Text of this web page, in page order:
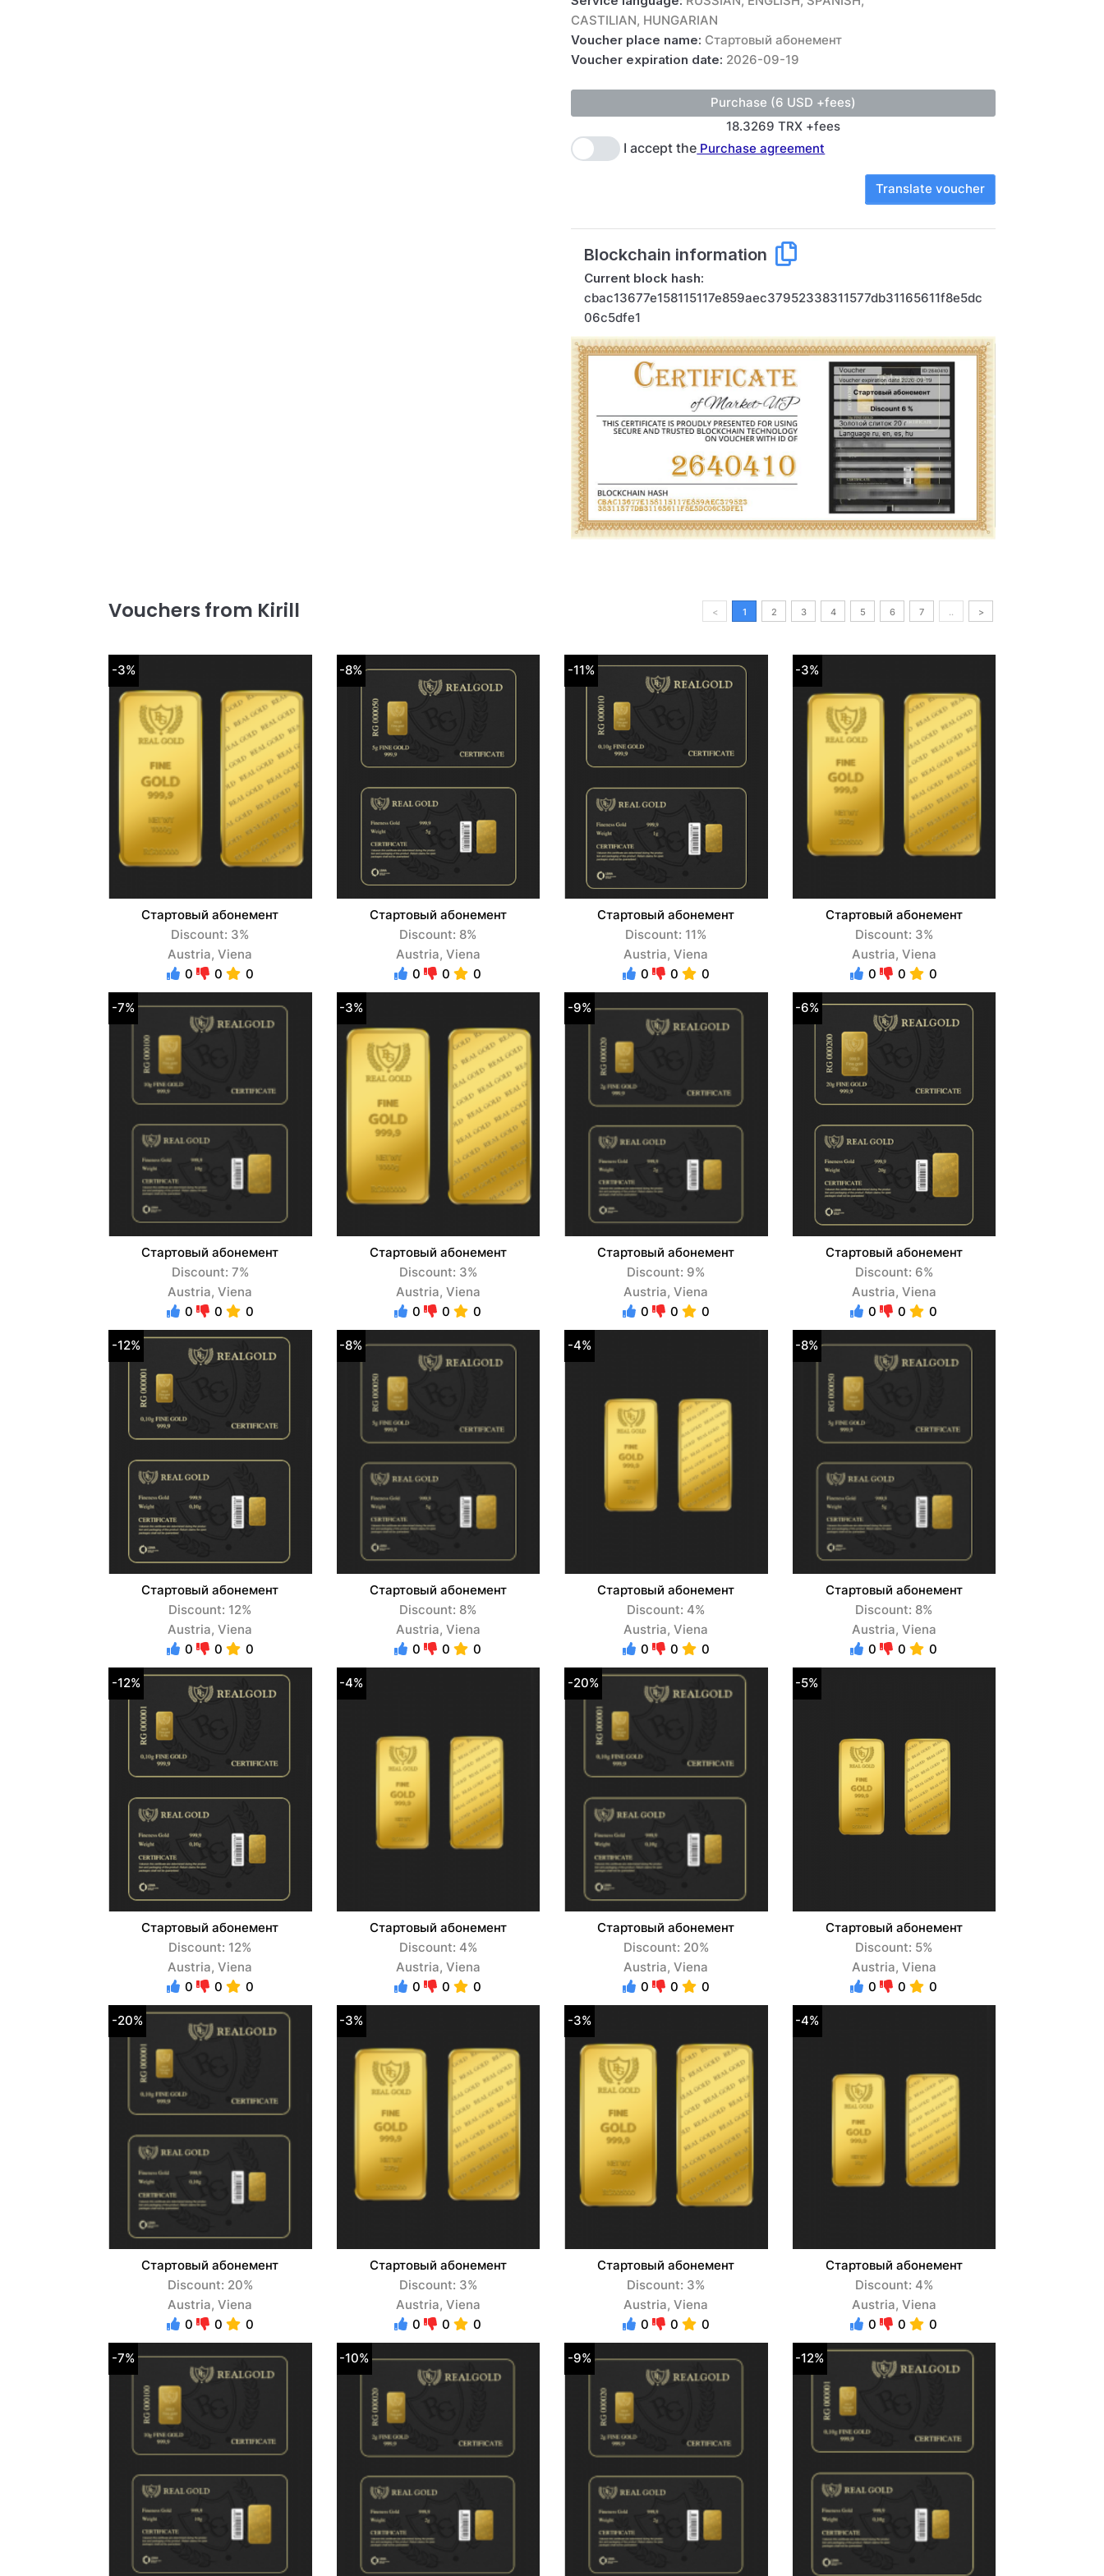
CASTILIAN, HUNGARIAN
Voucher place name: Стартовый абонемент
Voucher expiration date: 2026-09-19
18.3269 TRX +fees
I accept the Purchase agreement
Translate voucher
Blockchain information
Current block hash:
cbac13677e158115117e859aec37952338311577db31165611f8e5dc
06c5dfe1
Vouchers from Kirill < 1 2 3 4 5 6 7 .. >
-3%
Стартовый абонемент
Discount: 3%
Austria, Viena
0
0 0
-8%
Стартовый абонемент
Discount: 8%
Austria, Viena
0
0 0
-11%
Стартовый абонемент
Discount: 11%
Austria, Viena
0
0 0
-3%
Стартовый абонемент
Discount: 3%
Austria, Viena
0
0 0
-7%
Стартовый абонемент
Discount: 7%
Austria, Viena
0
0 0
-3%
Стартовый абонемент
Discount: 3%
Austria, Viena
0
0 0
-9%
Стартовый абонемент
Discount: 9%
Austria, Viena
0
0 0
-6%
Стартовый абонемент
Discount: 6%
Austria, Viena
0
0 0
-12%
Стартовый абонемент
Discount: 12%
Austria, Viena
0
0 0
-8%
Стартовый абонемент
Discount: 8%
Austria, Viena
0
0 0
-4%
Стартовый абонемент
Discount: 4%
Austria, Viena
0
0 0
-8%
Стартовый абонемент
Discount: 8%
Austria, Viena
0
0 0
-12%
Стартовый абонемент
Discount: 12%
Austria, Viena
0
0 0
-4%
Стартовый абонемент
Discount: 4%
Austria, Viena
0
0 0
-20%
Стартовый абонемент
Discount: 20%
Austria, Viena
0
0 0
-5%
Стартовый абонемент
Discount: 5%
Austria, Viena
0
0 0
-20%
Стартовый абонемент
Discount: 20%
Austria, Viena
0
0 0
-3%
Стартовый абонемент
Discount: 3%
Austria, Viena
0
0 0
-3%
Стартовый абонемент
Discount: 3%
Austria, Viena
0
0 0
-4%
Стартовый абонемент
Discount: 4%
Austria, Viena
0
0 0
-7% -10% -9% -12%